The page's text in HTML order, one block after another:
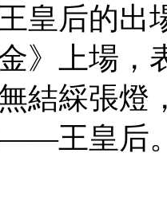
皇后的出
》上場，
結綵張燈
——王皇后